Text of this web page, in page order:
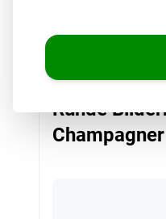
Runde